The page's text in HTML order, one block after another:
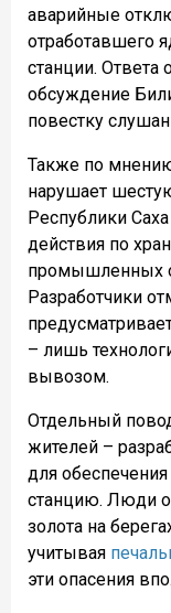
аварийные
отработавшего
станции. Ответа
обсуждение
повестку
Также по
нарушает
Республики
действия по
промышленных
Разработчики
– лишь
вывозом.
Отдельный
жителей –
для
станцию. Люди
золота на
учитывая
эти опасения